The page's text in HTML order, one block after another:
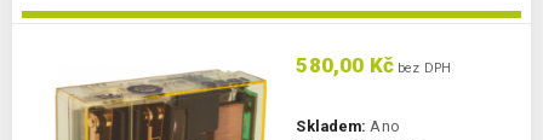
580,00 Kč bez DPH
Skladem: Ano